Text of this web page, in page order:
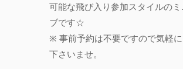
可能な飛び入り参加スタイルのミ
ブです☆
※ 事前予約は不要ですので気軽
下さいませ。